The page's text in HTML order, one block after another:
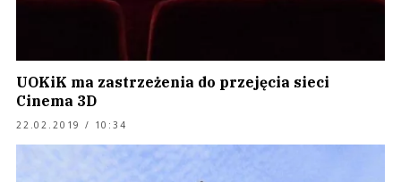
UOKiK ma zastrzeżenia do przejęcia sieci
Cinema 3D
22.02.2019 / 10:34